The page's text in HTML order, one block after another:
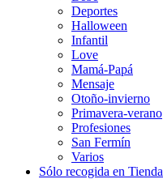
Deportes
Halloween
Infantil
Love
Mamá-Papá
Mensaje
Otoño-invierno
Primavera-verano
Profesiones
San Fermín
Varios
Sólo recogida en Tienda